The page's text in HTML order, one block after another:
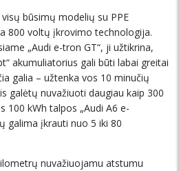
būsimų modelių su PPE
800 voltų įkrovimo technologija.
„Audi e-tron GT“, ji užtikrina,
akumuliatorius gali būti labai greitai
galia – užtenka vos 10 minučių
galėtų nuvažiuoti daugiau kaip 300
100 kWh talpos „Audi A6 e-
galima įkrauti nuo 5 iki 80
nuvažiuojamu atstumu